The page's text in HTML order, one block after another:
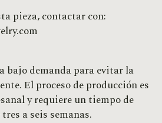
pieza, contactar con:
bajo demanda para evitar la
El proceso de producción es
y requiere un tiempo de
a seis semanas.